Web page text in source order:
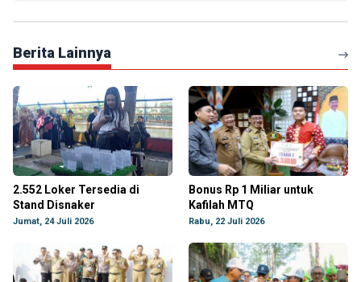
Berita Lainnya
2.552 Loker Tersedia di
Stand Disnaker
Jumat, 24 Juli 2026
Bonus Rp 1 Miliar untuk
Kafilah MTQ
Rabu, 22 Juli 2026